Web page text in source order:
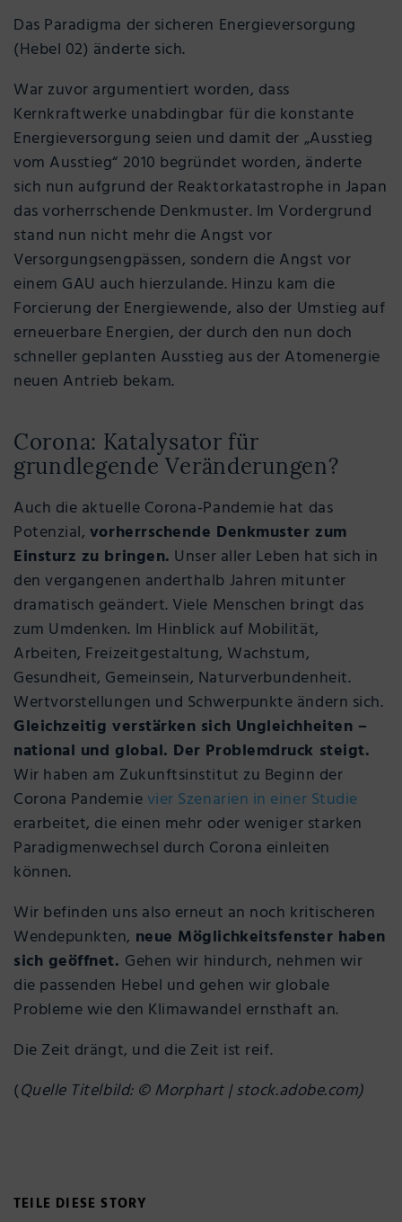
Das Paradigma der sicheren Energieversorgung
(Hebel 02) änderte sich.
War zuvor argumentiert worden, dass
Kernkraftwerke unabdingbar für die konstante
Energieversorgung seien und damit der „Ausstieg
vom Ausstieg“ 2010 begründet worden, änderte
sich nun aufgrund der Reaktorkatastrophe in Japan
das vorherrschende Denkmuster. Im Vordergrund
stand nun nicht mehr die Angst vor
Versorgungsengpässen, sondern die Angst vor
einem GAU auch hierzulande. Hinzu kam die
Forcierung der Energiewende, also der Umstieg auf
erneuerbare Energien, der durch den nun doch
schneller geplanten Ausstieg aus der Atomenergie
neuen Antrieb bekam.
Corona: Katalysator für
grundlegende Veränderungen?
Auch die aktuelle Corona-Pandemie hat das
Potenzial, vorherrschende Denkmuster zum
Einsturz zu bringen. Unser aller Leben hat sich in
den vergangenen anderthalb Jahren mitunter
dramatisch geändert. Viele Menschen bringt das
zum Umdenken. Im Hinblick auf Mobilität,
Arbeiten, Freizeitgestaltung, Wachstum,
Gesundheit, Gemeinsein, Naturverbundenheit.
Wertvorstellungen und Schwerpunkte ändern sich.
Gleichzeitig verstärken sich Ungleichheiten –
national und global. Der Problemdruck steigt.
Wir haben am Zukunftsinstitut zu Beginn der
Corona Pandemie vier Szenarien in einer Studie
erarbeitet, die einen mehr oder weniger starken
Paradigmenwechsel durch Corona einleiten
können.
Wir befinden uns also erneut an noch kritischeren
Wendepunkten, neue Möglichkeitsfenster haben
sich geöffnet. Gehen wir hindurch, nehmen wir
die passenden Hebel und gehen wir globale
Probleme wie den Klimawandel ernsthaft an.
Die Zeit drängt, und die Zeit ist reif.
(Quelle Titelbild: © Morphart | stock.adobe.com)
TEILE DIESE STORY